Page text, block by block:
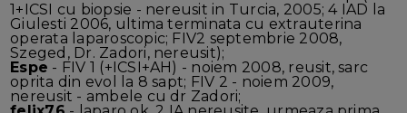
1+ICSI cu biopsie - nereusit in Turcia, 2005; 4 IAD la
Giulesti 2006, ultima terminata cu extrauterina
operata laparoscopic; FIV2 septembrie 2008,
Szeged, Dr. Zadori, nereusit);
Espe - FIV 1 (+ICSI+AH) - noiem 2008, reusit, sarc
oprita din evol la 8 sapt; FIV 2 - noiem 2009,
nereusit - ambele cu dr Zadori;